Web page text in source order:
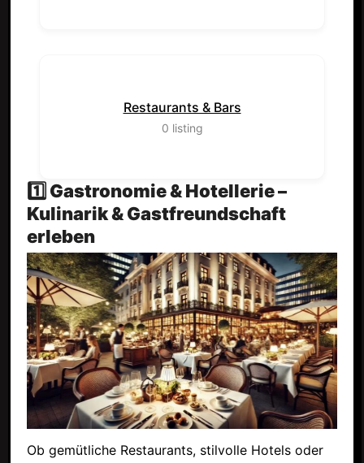
Restaurants & Bars
0 listing
1️⃣ Gastronomie & Hotellerie –
Kulinarik & Gastfreundschaft
erleben
Ob gemütliche Restaurants, stilvolle Hotels oder